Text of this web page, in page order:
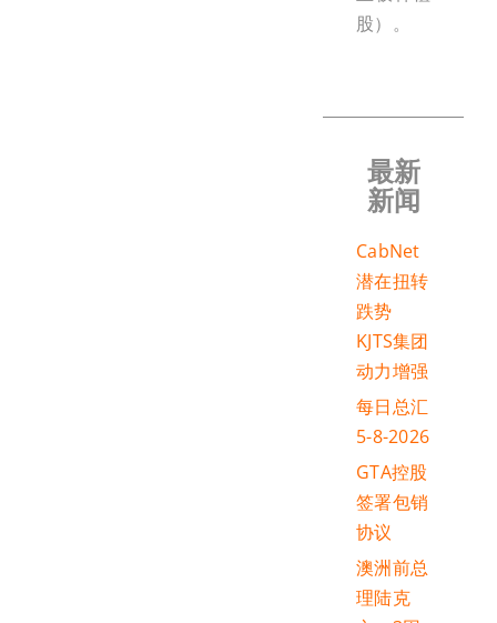
股）。
最新
新闻
CabNet
潜在扭转
跌势
KJTS集团
动力增强
每日总汇
5-8-2026
GTA控股
签署包销
协议
澳洲前总
理陆克